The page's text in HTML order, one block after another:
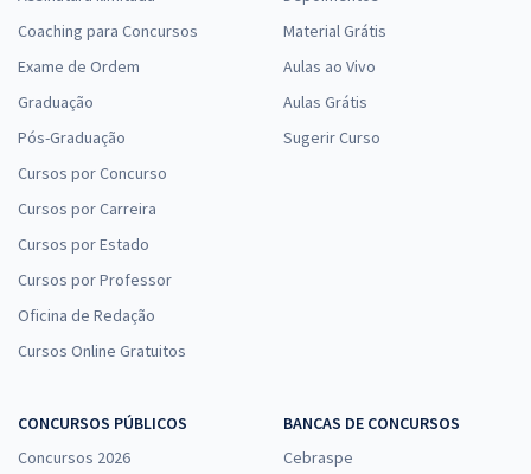
Coaching para Concursos
Exame de Ordem
Graduação
Pós-Graduação
Cursos por Concurso
Cursos por Carreira
Cursos por Estado
Cursos por Professor
Oficina de Redação
Cursos Online Gratuitos
Material Grátis
Aulas ao Vivo
Aulas Grátis
Sugerir Curso
CONCURSOS PÚBLICOS
Concursos 2026
BANCAS DE CONCURSOS
Cebraspe